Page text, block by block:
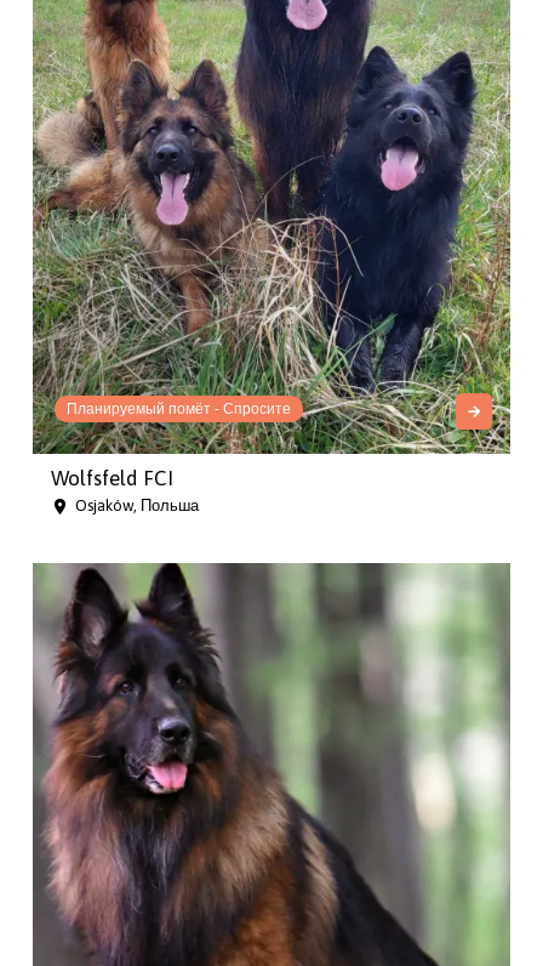
Планируемый помёт - Спросите
Wolfsfeld FCI
Osjaków, Польша